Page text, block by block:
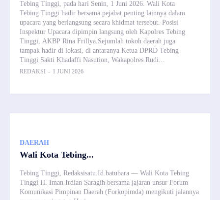
Tebing Tinggi, pada hari Senin, 1 Juni 2026. Wali Kota
Tebing Tinggi hadir bersama pejabat penting lainnya dalam
upacara yang berlangsung secara khidmat tersebut. Posisi
Inspektur Upacara dipimpin langsung oleh Kapolres Tebing
Tinggi, AKBP Rina Frillya.Sejumlah tokoh daerah juga
tampak hadir di lokasi, di antaranya Ketua DPRD Tebing
Tinggi Sakti Khadaffi Nasution, Wakapolres Rudi...
REDAKSI - 1 JUNI 2026
DAERAH
Wali Kota Tebing...
Tebing Tinggi, Redaksisatu.Id.batubara — Wali Kota Tebing
Tinggi H. Iman Irdian Saragih bersama jajaran unsur Forum
Komunikasi Pimpinan Daerah (Forkopimda) mengikuti jalannya